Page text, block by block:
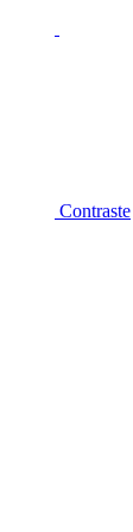
Contraste